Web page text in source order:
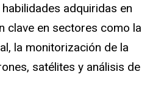
adquiridas en
clave en sectores como la
la monitorización de la
satélites y análisis de